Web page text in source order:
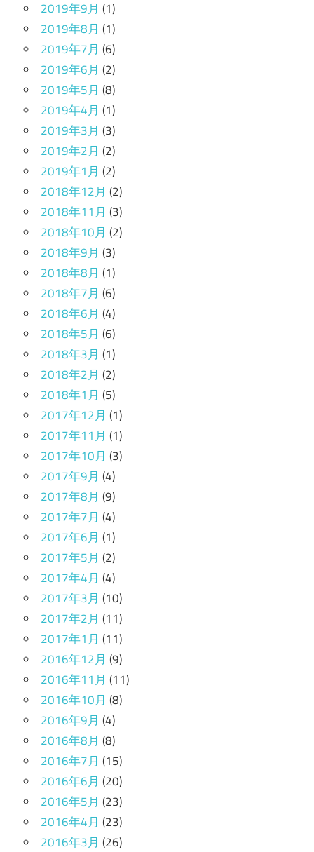
2019年9月 (1)
2019年8月 (1)
2019年7月 (6)
2019年6月 (2)
2019年5月 (8)
2019年4月 (1)
2019年3月 (3)
2019年2月 (2)
2019年1月 (2)
2018年12月 (2)
2018年11月 (3)
2018年10月 (2)
2018年9月 (3)
2018年8月 (1)
2018年7月 (6)
2018年6月 (4)
2018年5月 (6)
2018年3月 (1)
2018年2月 (2)
2018年1月 (5)
2017年12月 (1)
2017年11月 (1)
2017年10月 (3)
2017年9月 (4)
2017年8月 (9)
2017年7月 (4)
2017年6月 (1)
2017年5月 (2)
2017年4月 (4)
2017年3月 (10)
2017年2月 (11)
2017年1月 (11)
2016年12月 (9)
2016年11月 (11)
2016年10月 (8)
2016年9月 (4)
2016年8月 (8)
2016年7月 (15)
2016年6月 (20)
2016年5月 (23)
2016年4月 (23)
2016年3月 (26)